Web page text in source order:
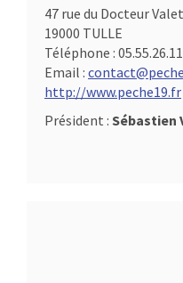
47 rue du Docteur
19000 TULLE
Téléphone :
Email :
http://www.peche19.fr
Président : Sébastien